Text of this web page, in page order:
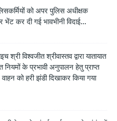
को अपर पुलिस अधीक्षक
भेंट कर दी गई भावभीनी विदाई...
श्री विश्वजीत श्रीवास्तव द्वारा यातायात
नियमों के प्रभावी अनुपालन हेतु प्राप्त
को हरी झंडी दिखाकर किया गया